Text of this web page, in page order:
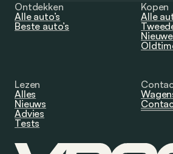
Ontdekken
Alle auto’s
Beste auto’s
Kopen
Alle
Lezen
Alles
Nieuws
Advies
Tests